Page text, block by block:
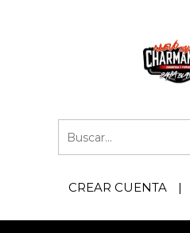
CREAR CUENTA